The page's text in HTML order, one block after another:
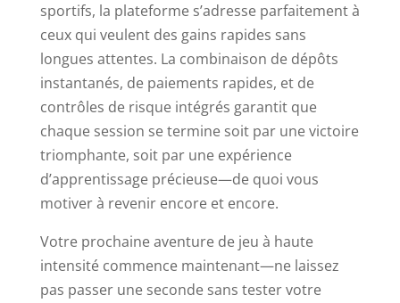
sportifs, la plateforme s’adresse parfaitement à
ceux qui veulent des gains rapides sans
longues attentes. La combinaison de dépôts
instantanés, de paiements rapides, et de
contrôles de risque intégrés garantit que
chaque session se termine soit par une victoire
triomphante, soit par une expérience
d’apprentissage précieuse—de quoi vous
motiver à revenir encore et encore.
Votre prochaine aventure de jeu à haute
intensité commence maintenant—ne laissez
pas passer une seconde sans tester votre